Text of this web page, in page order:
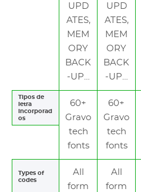
UPD
ATES,
MEM
ORY
BACK
-UP…
UPD
ATES,
MEM
ORY
BACK
-UP…
Tipos de
letra
incorporad
os
60+
Gravo
tech
fonts
60+
Gravo
tech
fonts
Types of
codes
All
form
All
form